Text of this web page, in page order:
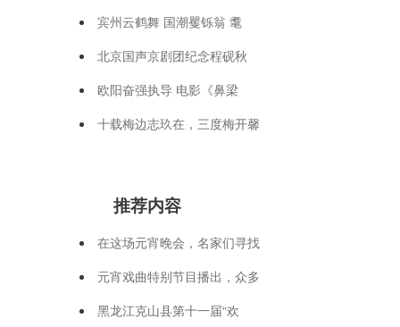
宾州云鹤舞 国潮矍铄翁 耄
北京国声京剧团纪念程砚秋
欧阳奋强执导 电影《鼻梁
十载梅边志玖在，三度梅开馨
推荐内容
在这场元宵晚会，名家们寻找
元宵戏曲特别节目播出，众多
黑龙江克山县第十一届“欢